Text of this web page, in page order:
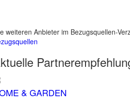
weiteren Anbieter im Bezugsquellen-
& GARDEN